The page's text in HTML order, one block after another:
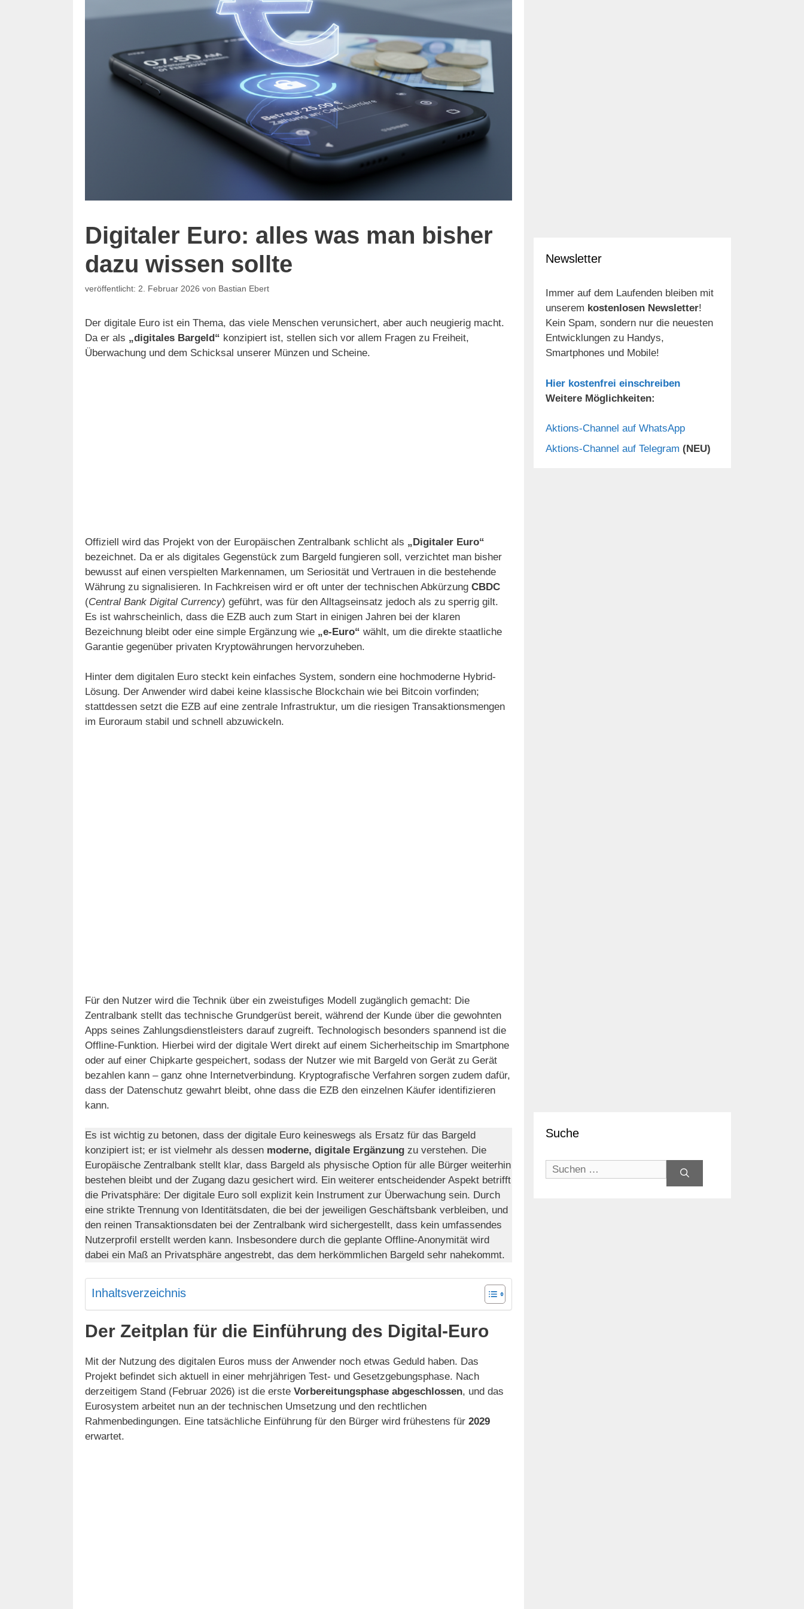
Digitaler Euro: alles was man bisher
dazu wissen sollte
2. Februar 2026 von Bastian Ebert
Der digitale Euro ist ein Thema, das viele Menschen verunsichert, aber auch neugierig macht.
Da er als „digitales Bargeld“ konzipiert ist, stellen sich vor allem Fragen zu Freiheit,
Überwachung und dem Schicksal unserer Münzen und Scheine.
Offiziell wird das Projekt von der Europäischen Zentralbank schlicht als „Digitaler Euro“
bezeichnet. Da er als digitales Gegenstück zum Bargeld fungieren soll, verzichtet man bisher
bewusst auf einen verspielten Markennamen, um Seriosität und Vertrauen in die bestehende
Währung zu signalisieren. In Fachkreisen wird er oft unter der technischen Abkürzung CBDC
(Central Bank Digital Currency) geführt, was für den Alltagseinsatz jedoch als zu sperrig gilt.
Es ist wahrscheinlich, dass die EZB auch zum Start in einigen Jahren bei der klaren
Bezeichnung bleibt oder eine simple Ergänzung wie „e-Euro“ wählt, um die direkte staatliche
Garantie gegenüber privaten Kryptowährungen hervorzuheben.
Hinter dem digitalen Euro steckt kein einfaches System, sondern eine hochmoderne Hybrid-
Lösung. Der Anwender wird dabei keine klassische Blockchain wie bei Bitcoin vorfinden;
stattdessen setzt die EZB auf eine zentrale Infrastruktur, um die riesigen Transaktionsmengen
im Euroraum stabil und schnell abzuwickeln.
Für den Nutzer wird die Technik über ein zweistufiges Modell zugänglich gemacht: Die
Zentralbank stellt das technische Grundgerüst bereit, während der Kunde über die gewohnten
Apps seines Zahlungsdienstleisters darauf zugreift. Technologisch besonders spannend ist die
Offline-Funktion. Hierbei wird der digitale Wert direkt auf einem Sicherheitschip im Smartphone
oder auf einer Chipkarte gespeichert, sodass der Nutzer wie mit Bargeld von Gerät zu Gerät
bezahlen kann – ganz ohne Internetverbindung. Kryptografische Verfahren sorgen zudem dafür,
dass der Datenschutz gewahrt bleibt, ohne dass die EZB den einzelnen Käufer identifizieren
kann.
Es ist wichtig zu betonen, dass der digitale Euro keineswegs als Ersatz für das Bargeld
konzipiert ist; er ist vielmehr als dessen moderne, digitale Ergänzung zu verstehen. Die
Europäische Zentralbank stellt klar, dass Bargeld als physische Option für alle Bürger weiterhin
bestehen bleibt und der Zugang dazu gesichert wird. Ein weiterer entscheidender Aspekt betrifft
die Privatsphäre: Der digitale Euro soll explizit kein Instrument zur Überwachung sein. Durch
eine strikte Trennung von Identitätsdaten, die bei der jeweiligen Geschäftsbank verbleiben, und
den reinen Transaktionsdaten bei der Zentralbank wird sichergestellt, dass kein umfassendes
Nutzerprofil erstellt werden kann. Insbesondere durch die geplante Offline-Anonymität wird
dabei ein Maß an Privatsphäre angestrebt, das dem herkömmlichen Bargeld sehr nahekommt.
Inhaltsverzeichnis
Der Zeitplan für die Einführung des Digital-Euro
Mit der Nutzung des digitalen Euros muss der Anwender noch etwas Geduld haben. Das
Projekt befindet sich aktuell in einer mehrjährigen Test- und Gesetzgebungsphase. Nach
derzeitigem Stand (Februar 2026) ist die erste Vorbereitungsphase abgeschlossen, und das
Eurosystem arbeitet nun an der technischen Umsetzung und den rechtlichen
Rahmenbedingungen. Eine tatsächliche Einführung für den Bürger wird frühestens für 2029
erwartet.
Newsletter
Immer auf dem Laufenden bleiben mit
unserem kostenlosen Newsletter!
Kein Spam, sondern nur die neuesten
Entwicklungen zu Handys,
Smartphones und Mobile!
Hier kostenfrei einschreiben
Weitere Möglichkeiten:
Aktions-Channel auf WhatsApp
Aktions-Channel auf Telegram (NEU)
Suche
Suchen
nach: